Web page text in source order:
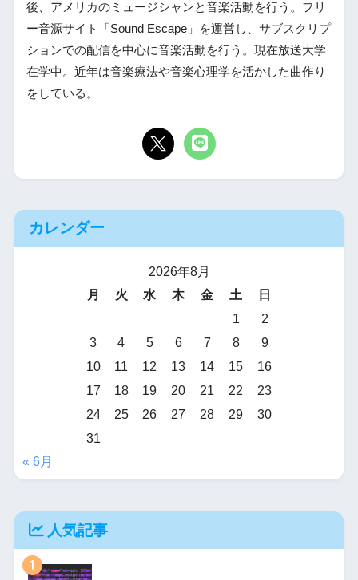
後、アメリカのミュージシャンと音楽活動を行う。フリ
ー音源サイト「Sound Escape」を運営し、サブスクリプ
ションでの配信を中心に音楽活動を行う。現在放送大学
在学中。近年は音楽療法や音楽心理学を活かした曲作り
をしている。
カレンダー
2026年8月
月
火 水 木 金 土
日
1
2
3
4 5 6 7 8
9
10
11 12 13 14 15
16
17
18 19 20 21 22
23
24
25 26 27 28 29
30
31
« 6月
人気記事
1